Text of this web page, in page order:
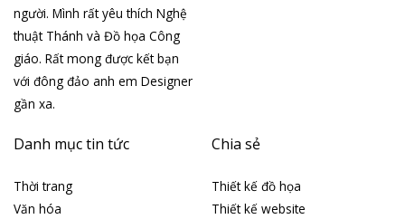
người. Mình rất yêu thích Nghệ
thuật Thánh và Đồ họa Công
giáo. Rất mong được kết bạn
với đông đảo anh em Designer
gần xa.
Danh mục tin tức
Thời trang
Văn hóa
Chia sẻ
Thiết kế đồ họa
Thiết kế website